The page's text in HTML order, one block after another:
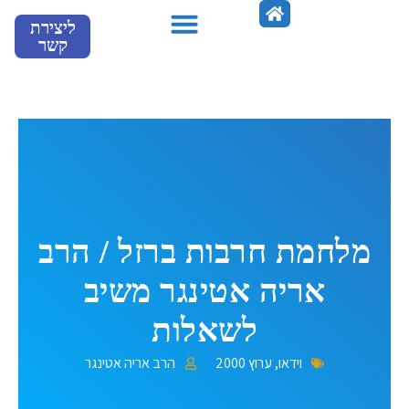
ליצירת
קשר
מלחמת חרבות ברזל / הרב
אריה אטינגר משיב
לשאלות
וידאו, ערוץ 2000 הרב אריה אטינגר